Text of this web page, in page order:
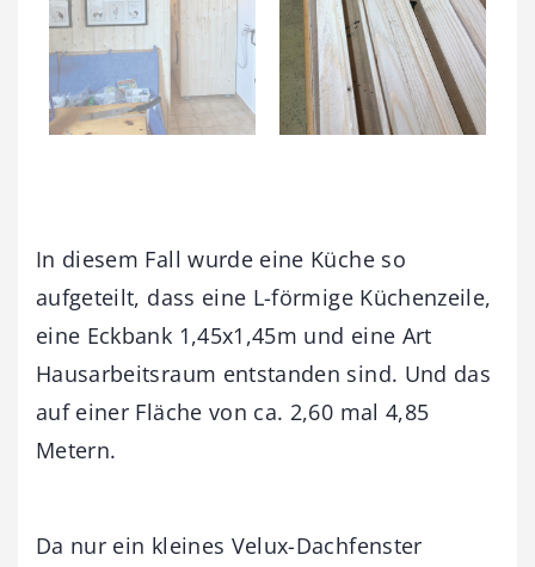
In diesem Fall wurde eine Küche so
aufgeteilt, dass eine L-förmige Küchenzeile,
eine Eckbank 1,45x1,45m und eine Art
Hausarbeitsraum entstanden sind. Und das
auf einer Fläche von ca. 2,60 mal 4,85
Metern.
Da nur ein kleines Velux-Dachfenster